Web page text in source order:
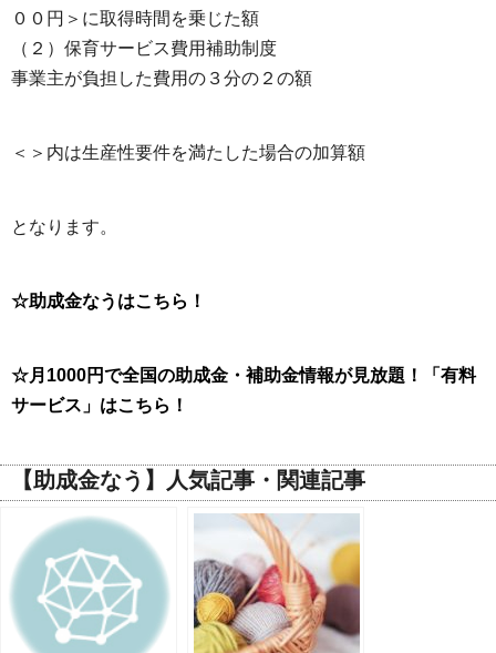
００円＞に取得時間を乗じた額
（２）保育サービス費用補助制度
事業主が負担した費用の３分の２の額
＜＞内は生産性要件を満たした場合の加算額
となります。
☆助成金なうはこちら！
☆月1000円で全国の助成金・補助金情報が見放題！「有料
サービス」はこちら！
【助成金なう】人気記事・関連記事